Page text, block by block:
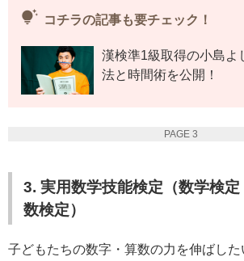
tips_and_updates コチラの記事も要チェック！
漢検準1級取得の小島よ
法と時間術を公開！
PAGE 3
3. 実用数学技能検定（数学検
数検定）
子どもたちの数字・算数の力を伸ばし